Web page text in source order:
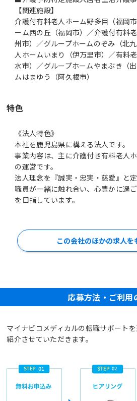
【関連施設】
介護付有料老人ホーム野多目（福岡
ーム西の丘（福岡市）／介護付有料
州市）／グループホームのぞみ（北
人ホームいまり（伊万里市）／有料
水市）／グループホームやまぶき（
ムはまゆう（阿久根市）
特色
《法人特色》
本社を鹿児島県に構える法人です。
事業内容は、主に介護付き有料老人
の運営です。
法人理念を『誠実・忠実・慈愛』と
職員が一緒に触れ合い、心豊かに過
を目指しています。
この会社のほかの求人を
応募方法・ご利用
マイナビコメディカルの転職サポート
紹介させていただきます。